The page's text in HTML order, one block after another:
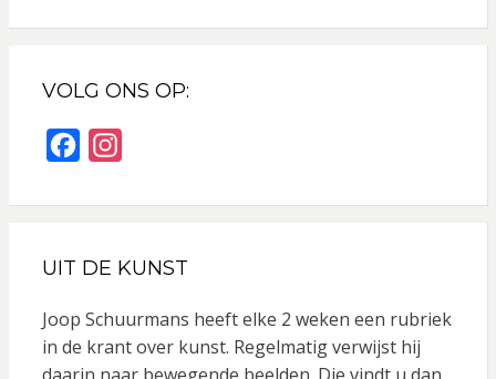
VOLG ONS OP:
c
b
o
o
s
a
g
r
UIT DE KUNST
Joop Schuurmans heeft elke 2 weken een rubriek
in de krant over kunst. Regelmatig verwijst hij